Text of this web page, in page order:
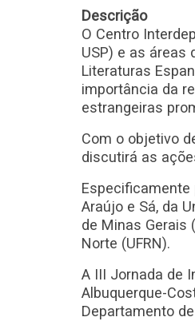
Descrição
O Centro
USP) e as áreas
Literaturas
importância da
estrangeiras
Com o objetivo
discutirá as
Especificamente
Araújo e Sá, da
de Minas Gerais
Norte (UFRN).
A III Jornada de
Albuquerque-
Departamento